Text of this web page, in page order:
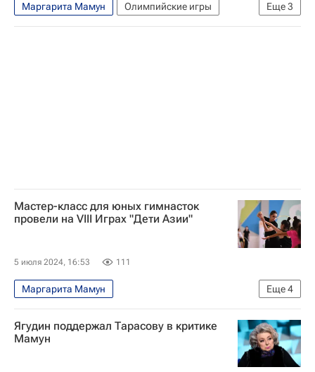
Еще3
Маргарита Мамун
Олимпийские игры
Ирина Винер
Мастер-класс для юных гимнасток
провели на VIII Играх "Дети Азии"
5 июля 2024, 16:53 111
Еще4
Маргарита Мамун
VIII Международные спортивные игры "Дети Азии"
Якутск
Дети Азии Туяна Дашидоржиева
Ягудин поддержал Тарасову в критике
Мамун